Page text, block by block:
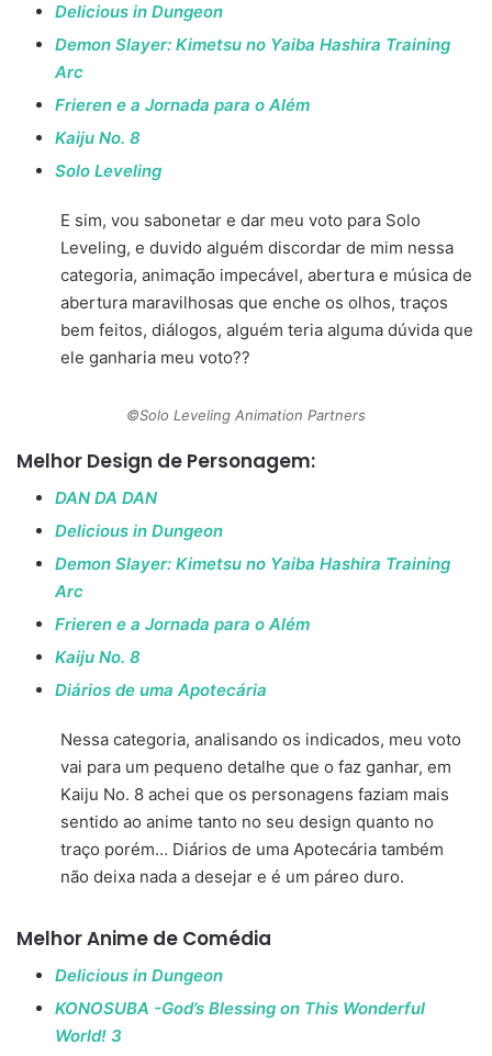
Delicious in Dungeon
Demon Slayer: Kimetsu no Yaiba Hashira Training
Arc
Frieren e a Jornada para o Além
Kaiju No. 8
Solo Leveling
E sim, vou sabonetar e dar meu voto para Solo
Leveling, e duvido alguém discordar de mim nessa
categoria, animação impecável, abertura e música de
abertura maravilhosas que enche os olhos, traços
bem feitos, diálogos, alguém teria alguma dúvida que
ele ganharia meu voto??
©Solo Leveling Animation Partners
Melhor Design de Personagem:
DAN DA DAN
Delicious in Dungeon
Demon Slayer: Kimetsu no Yaiba Hashira Training
Arc
Frieren e a Jornada para o Além
Kaiju No. 8
Diários de uma Apotecária
Nessa categoria, analisando os indicados, meu voto
vai para um pequeno detalhe que o faz ganhar, em
Kaiju No. 8 achei que os personagens faziam mais
sentido ao anime tanto no seu design quanto no
traço porém… Diários de uma Apotecária também
não deixa nada a desejar e é um páreo duro.
Melhor Anime de Comédia
Delicious in Dungeon
KONOSUBA -God’s Blessing on This Wonderful
World! 3